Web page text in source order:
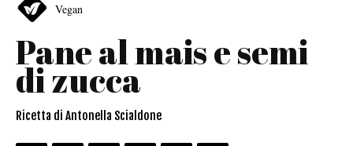
Vegan
Pane al mais e semi
di zucca
Ricetta di Antonella Scialdone